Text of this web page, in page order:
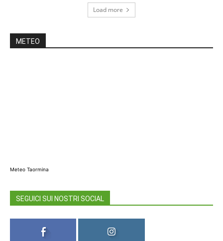
Load more
METEO
Meteo Taormina
SEGUICI SUI NOSTRI SOCIAL